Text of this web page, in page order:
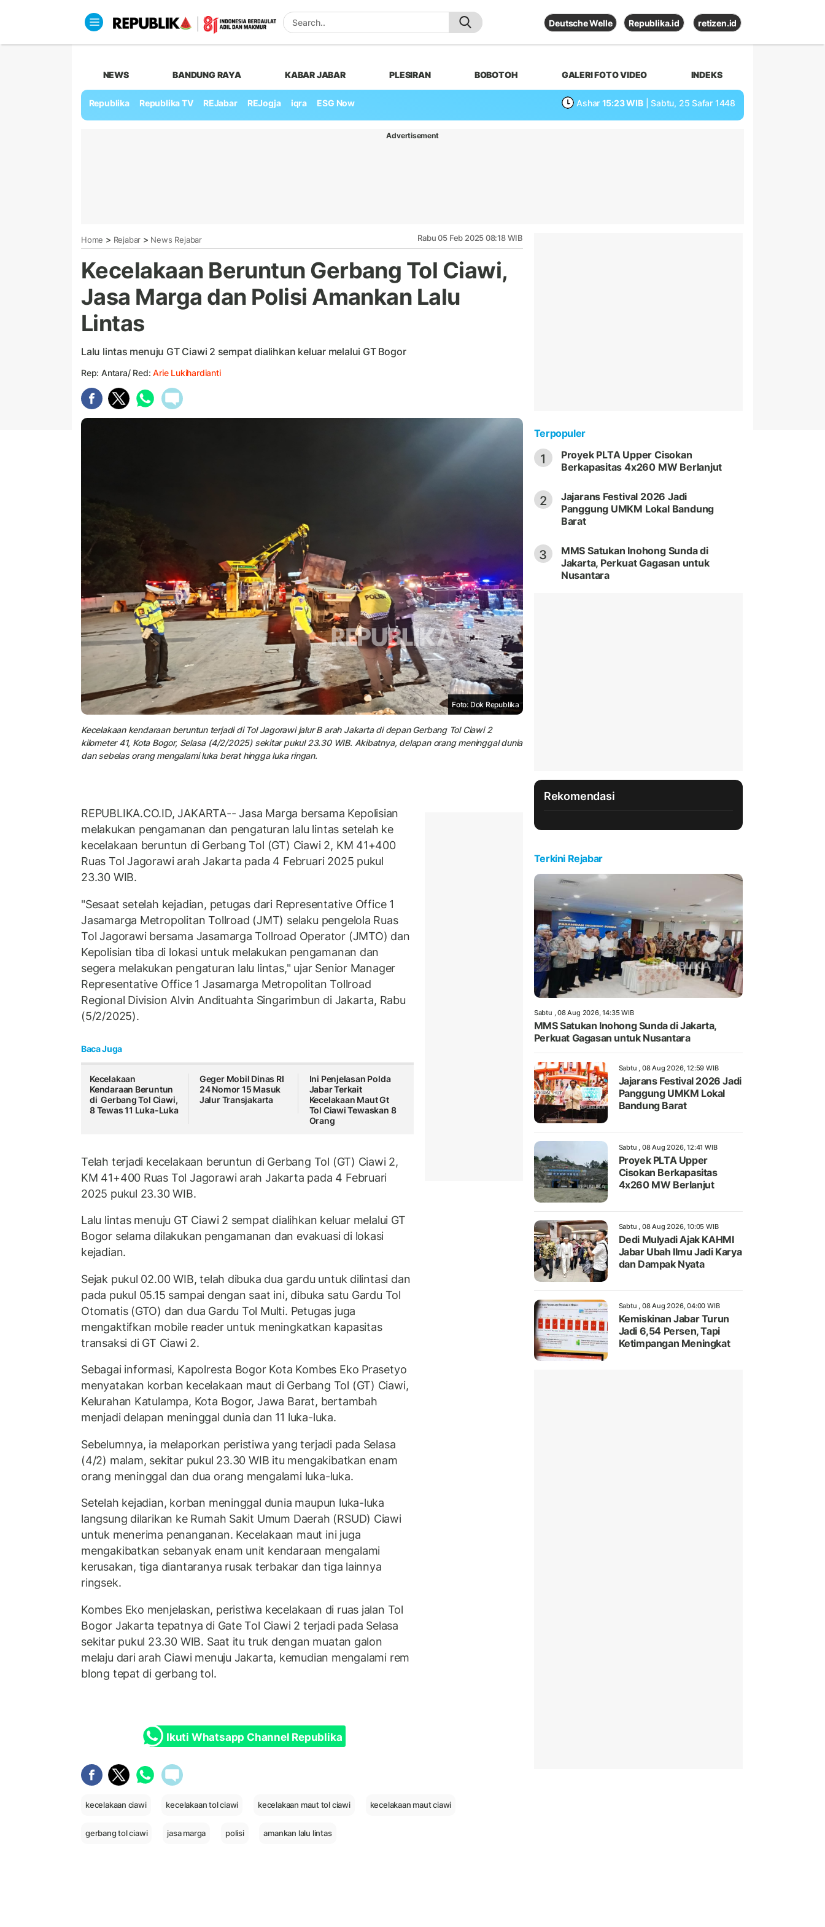
Deutsche Welle Republika.id retizen.id
NEWS BANDUNG RAYA KABAR JABAR PLESIRAN BOBOTOH GALERI FOTO VIDEO INDEKS
Republika Republika TV REJabar REJogja iqra ESG Now Ashar 15:23 WIB | Sabtu, 25 Safar 1448
Advertisement
Home > Rejabar > News Rejabar Rabu 05 Feb 2025 08:18 WIB
Kecelakaan Beruntun Gerbang Tol Ciawi,
Jasa Marga dan Polisi Amankan Lalu
Lintas
Lalu lintas menuju GT Ciawi 2 sempat dialihkan keluar melalui GT Bogor
Rep: Antara/ Red:Arie Lukihardianti
Foto: Dok Republika
Kecelakaan kendaraan beruntun terjadi di Tol Jagorawi jalur B arah Jakarta di depan Gerbang Tol Ciawi 2
kilometer 41, Kota Bogor, Selasa (4/2/2025) sekitar pukul 23.30 WIB. Akibatnya, delapan orang meninggal dunia
dan sebelas orang mengalami luka berat hingga luka ringan.
REPUBLIKA.CO.ID, JAKARTA-- Jasa Marga bersama Kepolisian
melakukan pengamanan dan pengaturan lalu lintas setelah ke
kecelakaan beruntun di Gerbang Tol (GT) Ciawi 2, KM 41+400
Ruas Tol Jagorawi arah Jakarta pada 4 Februari 2025 pukul
23.30 WIB.
"Sesaat setelah kejadian, petugas dari Representative Office 1
Jasamarga Metropolitan Tollroad (JMT) selaku pengelola Ruas
Tol Jagorawi bersama Jasamarga Tollroad Operator (JMTO) dan
Kepolisian tiba di lokasi untuk melakukan pengamanan dan
segera melakukan pengaturan lalu lintas," ujar Senior Manager
Representative Office 1 Jasamarga Metropolitan Tollroad
Regional Division Alvin Andituahta Singarimbun di Jakarta, Rabu
(5/2/2025).
Baca Juga
Kecelakaan
Kendaraan Beruntun
di Gerbang Tol Ciawi,
8 Tewas 11 Luka-Luka
Geger Mobil Dinas RI
24 Nomor 15 Masuk
Jalur Transjakarta
Ini Penjelasan Polda
Jabar Terkait
Kecelakaan Maut Gt
Tol Ciawi Tewaskan 8
Orang
Telah terjadi kecelakaan beruntun di Gerbang Tol (GT) Ciawi 2,
KM 41+400 Ruas Tol Jagorawi arah Jakarta pada 4 Februari
2025 pukul 23.30 WIB.
Lalu lintas menuju GT Ciawi 2 sempat dialihkan keluar melalui GT
Bogor selama dilakukan pengamanan dan evakuasi di lokasi
kejadian.
Sejak pukul 02.00 WIB, telah dibuka dua gardu untuk dilintasi dan
pada pukul 05.15 sampai dengan saat ini, dibuka satu Gardu Tol
Otomatis (GTO) dan dua Gardu Tol Multi. Petugas juga
mengaktifkan mobile reader untuk meningkatkan kapasitas
transaksi di GT Ciawi 2.
Sebagai informasi, Kapolresta Bogor Kota Kombes Eko Prasetyo
menyatakan korban kecelakaan maut di Gerbang Tol (GT) Ciawi,
Kelurahan Katulampa, Kota Bogor, Jawa Barat, bertambah
menjadi delapan meninggal dunia dan 11 luka-luka.
Sebelumnya, ia melaporkan peristiwa yang terjadi pada Selasa
(4/2) malam, sekitar pukul 23.30 WIB itu mengakibatkan enam
orang meninggal dan dua orang mengalami luka-luka.
Setelah kejadian, korban meninggal dunia maupun luka-luka
langsung dilarikan ke Rumah Sakit Umum Daerah (RSUD) Ciawi
untuk menerima penanganan. Kecelakaan maut ini juga
mengakibatkan sebanyak enam unit kendaraan mengalami
kerusakan, tiga diantaranya rusak terbakar dan tiga lainnya
ringsek.
Kombes Eko menjelaskan, peristiwa kecelakaan di ruas jalan Tol
Bogor Jakarta tepatnya di Gate Tol Ciawi 2 terjadi pada Selasa
sekitar pukul 23.30 WIB. Saat itu truk dengan muatan galon
melaju dari arah Ciawi menuju Jakarta, kemudian mengalami rem
blong tepat di gerbang tol.
Ikuti Whatsapp Channel Republika
kecelakaan ciawi kecelakaan tol ciawi kecelakaan maut tol ciawi kecelakaan maut ciawi
gerbang tol ciawi jasa marga polisi amankan lalu lintas
Terpopuler
1
Proyek PLTA Upper Cisokan
Berkapasitas 4x260 MW Berlanjut
2
Jajarans Festival 2026 Jadi
Panggung UMKM Lokal Bandung
Barat
3
MMS Satukan Inohong Sunda di
Jakarta, Perkuat Gagasan untuk
Nusantara
Rekomendasi
Terkini Rejabar
Sabtu , 08 Aug 2026, 14:35 WIB
MMS Satukan Inohong Sunda di Jakarta,
Perkuat Gagasan untuk Nusantara
Sabtu , 08 Aug 2026, 12:59 WIB
Jajarans Festival 2026 Jadi
Panggung UMKM Lokal
Bandung Barat
Sabtu , 08 Aug 2026, 12:41 WIB
Proyek PLTA Upper
Cisokan Berkapasitas
4x260 MW Berlanjut
Sabtu , 08 Aug 2026, 10:05 WIB
Dedi Mulyadi Ajak KAHMI
Jabar Ubah Ilmu Jadi Karya
dan Dampak Nyata
Sabtu , 08 Aug 2026, 04:00 WIB
Kemiskinan Jabar Turun
Jadi 6,54 Persen, Tapi
Ketimpangan Meningkat